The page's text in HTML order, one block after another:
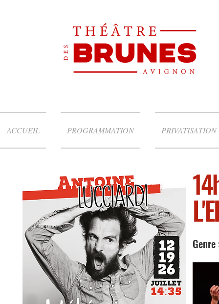
ACCUEIL PROGRAMMATION PRIVATISATION